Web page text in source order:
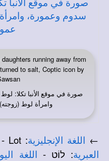
running away from
to salt, Coptic icon by
صورة في موقع الأنبا تكلا: لوط
وامرأة لوط
← اللغة الإنجليزية:
Lot -
العبرية:לוֹט - اللغة